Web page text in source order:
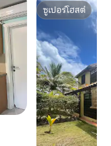
ซูเปอร์โฮสต์
ซูเปอร์โฮสต์